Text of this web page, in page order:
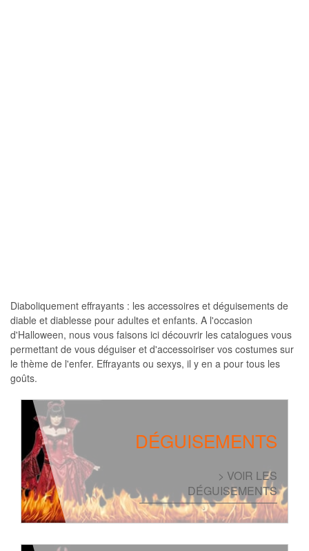
Diaboliquement effrayants : les accessoires et déguisements de
diable et diablesse pour adultes et enfants. A l'occasion
d'Halloween, nous vous faisons ici découvrir les catalogues vous
permettant de vous déguiser et d'accessoiriser vos costumes sur
le thème de l'enfer. Effrayants ou sexys, il y en a pour tous les
goûts.
DÉGUISEMENTS
> VOIR LES
DÉGUISEMENTS